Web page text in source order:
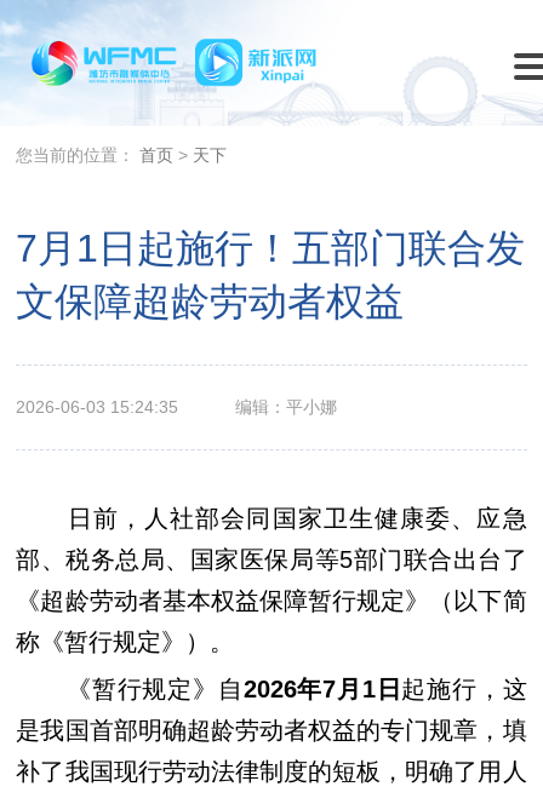
您当前的位置：首页 > 天下
7月1日起施行！五部门联合发
文保障超龄劳动者权益
2026-06-03 15:24:35 编辑：平小娜
日前，人社部会同国家卫生健康委、应急
部、税务总局、国家医保局等5部门联合出台了
《超龄劳动者基本权益保障暂行规定》（以下简
称《暂行规定》）。
《暂行规定》自2026年7月1日 起施行，这
是我国首部明确超龄劳动者权益的专门规章，填
补了我国现行劳动法律制度的短板，明确了用人